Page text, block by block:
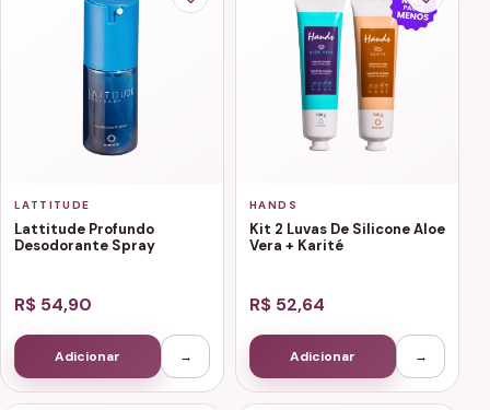
LATTITUDE
Lattitude Profundo
Desodorante Spray
R$ 54,90
Adicionar →
HANDS
Kit 2 Luvas De Silicone Aloe
Vera + Karité
R$ 52,64
Adicionar →